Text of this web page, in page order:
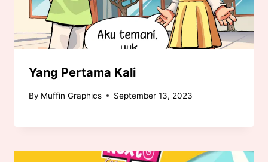
Yang Pertama Kali
By Muffin Graphics September 13, 2023